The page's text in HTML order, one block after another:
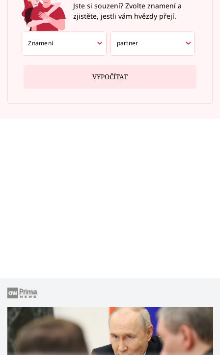
Jste si souzení? Zvolte znamení a
zjistěte, jestli vám hvězdy přejí.
VYPOČÍTAT